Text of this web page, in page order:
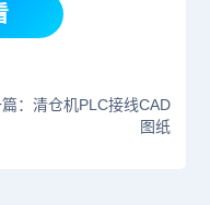
：清仓机PLC接线CAD
图纸